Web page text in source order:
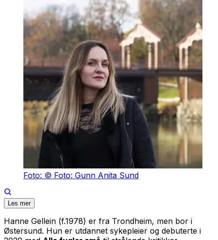
Foto: © Foto: Gunn Anita Sund
Les mer
Hanne Gellein (f.1978) er fra Trondheim, men bor i
Østersund. Hun er utdannet sykepleier og debuterte i